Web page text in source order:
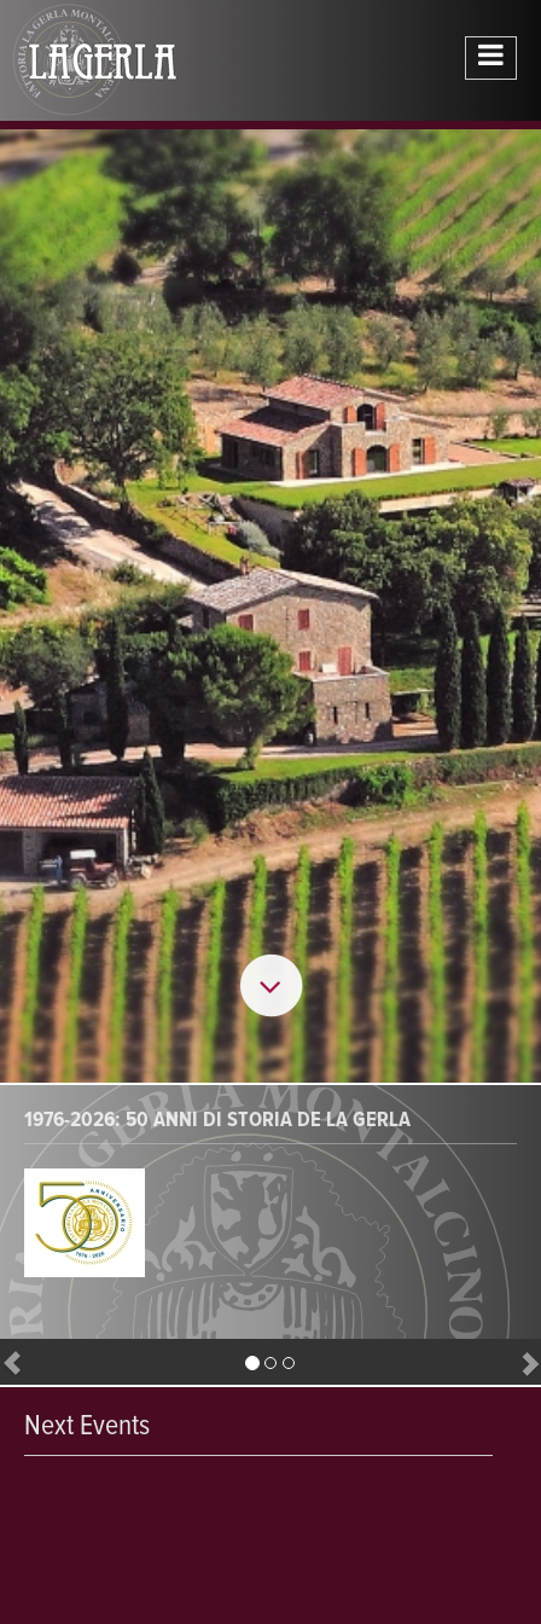
1976-2026: 50 ANNI DI STORIA DE LA GERLA
Next Events